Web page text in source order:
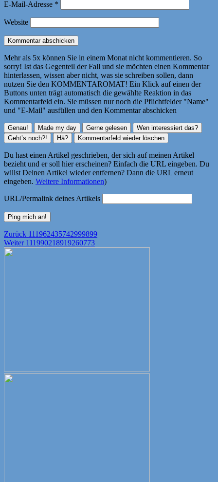
E-Mail-Adresse *
Website
Mehr als 5x können Sie in einem Monat nicht kommentieren. So
sorry! Ist das Gegenteil der Fall und sie möchten einen Kommentar
hinterlassen, wissen aber nicht, was sie schreiben sollen, dann
nutzen Sie den KOMMENTAROMAT! Ein Klick auf einen der
Buttons unten trägt automatisch die gewählte Reaktion in das
Kommentarfeld ein. Sie müssen nur noch die Pflichtfelder "Name"
und "E-Mail" ausfüllen und den Kommentar abschicken
Du hast einen Artikel geschrieben, der sich auf meinen Artikel
bezieht und er soll hier erscheinen? Einfach die URL eingeben. Du
willst Deinen Artikel wieder entfernen? Dann die URL erneut
eingeben. Weitere Informationen)
URL/Permalink deines Artikels
Beitragsnavigation
Zurück Vorheriger
Beitrag:
111962435742999899
Weiter Nächster
111990218919260773